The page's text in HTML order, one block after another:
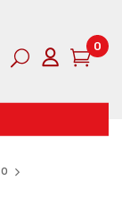
0